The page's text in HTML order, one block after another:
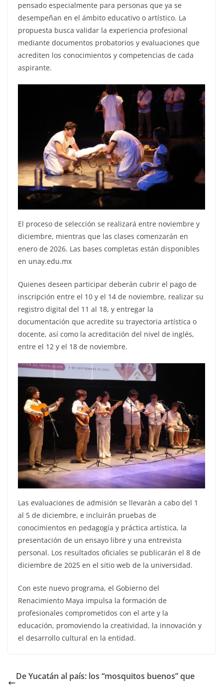
pensado especialmente para personas que ya se
desempeñan en el ámbito educativo o artístico. La
propuesta busca validar la experiencia profesional
mediante documentos probatorios y evaluaciones que
acrediten los conocimientos y competencias de cada
aspirante.
El proceso de selección se realizará entre noviembre y
diciembre, mientras que las clases comenzarán en
enero de 2026. Las bases completas están disponibles
en unay.edu.mx
Quienes deseen participar deberán cubrir el pago de
inscripción entre el 10 y el 14 de noviembre, realizar su
registro digital del 11 al 18, y entregar la
documentación que acredite su trayectoria artística o
docente, así como la acreditación del nivel de inglés,
entre el 12 y el 18 de noviembre.
Las evaluaciones de admisión se llevarán a cabo del 1
al 5 de diciembre, e incluirán pruebas de
conocimientos en pedagogía y práctica artística, la
presentación de un ensayo libre y una entrevista
personal. Los resultados oficiales se publicarán el 8 de
diciembre de 2025 en el sitio web de la universidad.
Con este nuevo programa, el Gobierno del
Renacimiento Maya impulsa la formación de
profesionales comprometidos con el arte y la
educación, promoviendo la creatividad, la innovación y
el desarrollo cultural en la entidad.
De Yucatán al país: los “mosquitos buenos” que